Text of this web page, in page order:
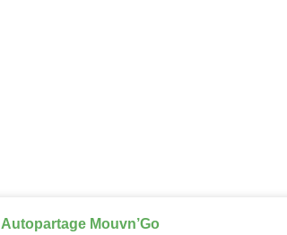
Autopartage Mouvn’Go